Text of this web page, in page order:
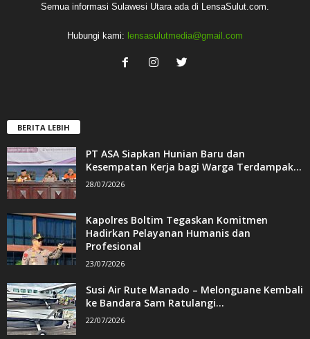
Semua informasi Sulawesi Utara ada di LensaSulut.com.
Hubungi kami: lensasulutmedia@gmail.com
BERITA LEBIH
PT ASA Siapkan Hunian Baru dan
Kesempatan Kerja bagi Warga Terdampak...
28/07/2026
Kapolres Boltim Tegaskan Komitmen
Hadirkan Pelayanan Humanis dan
Profesional
23/07/2026
Susi Air Rute Manado – Melonguane Kembali
ke Bandara Sam Ratulangi...
22/07/2026